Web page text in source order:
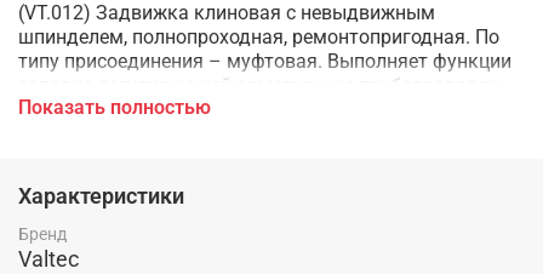
(VT.012) Задвижка клиновая с невыдвижным
шпинделем, полнопроходная, ремонтопригодная. По
типу присоединения – муфтовая. Выполняет функции
запорно-регулирующей арматуры на трубопроводах
холодной (в том числе питьевой) и горячей воды,
задвижки, при температуре от – 10 до +110 °С.
Обеспечивает плавное регулирование расхода,
перекрытие потока рабочей среды. Детали корпуса и
затвор изготовлены из латуни марки CW617N. Другие
Показать полностью
Характеристики
Бренд
Valtec